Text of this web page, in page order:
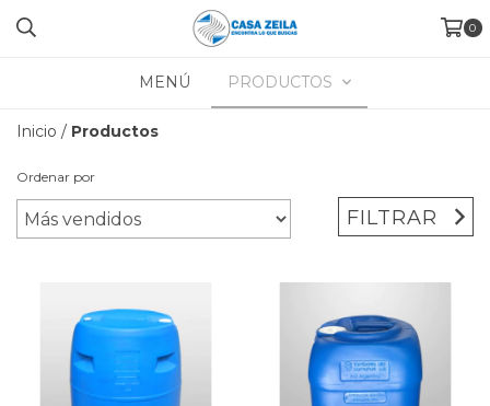
0
MENÚ PRODUCTOS
Inicio / Productos
Ordenar por
FILTRAR